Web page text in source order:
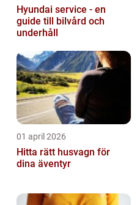
Hyundai service - en
guide till bilvård och
underhåll
01 april 2026
Hitta rätt husvagn för
dina äventyr